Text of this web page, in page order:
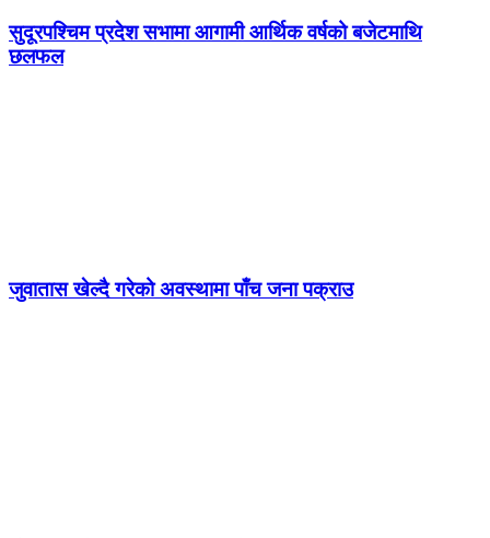
सुदूरपश्चिम प्रदेश सभामा आगामी आर्थिक वर्षको बजेटमाथि
छलफल
जुवातास खेल्दै गरेको अवस्थामा पाँच जना पक्राउ